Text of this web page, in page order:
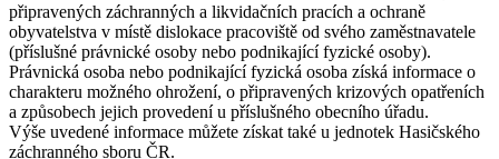
připravených záchranných a likvidačních pracích a ochraně
obyvatelstva v místě dislokace pracoviště od svého zaměstnavatele
(příslušné právnické osoby nebo podnikající fyzické osoby).
Právnická osoba nebo podnikající fyzická osoba získá informace o
charakteru možného ohrožení, o připravených krizových opatřeních
a způsobech jejich provedení u příslušného obecního úřadu.
Výše uvedené informace můžete získat také u jednotek Hasičského
záchranného sboru ČR.